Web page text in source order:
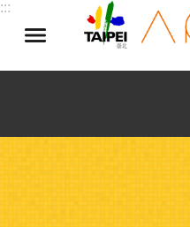
跳到主要內容區塊
:::